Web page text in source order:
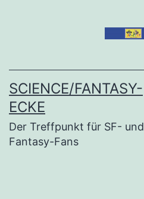
SCIENCE/FANTASY-
ECKE
Der Treffpunkt für SF- und
Fantasy-Fans